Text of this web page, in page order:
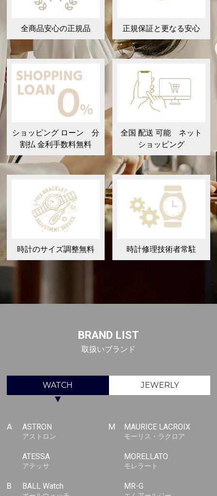
全商品安心の正規品 正規保証と更なる安心
ショッピング ローン 分
割払 金利手数料無料
全国 配送 可能 ネット
ショッピング
時計のサイズ調整無料 時計修理技術者常駐
BRAND LIST
取扱いブランド
WATCH JEWERLY
▼
A ASTRON
アストロン
ATESSA
アテッサ
B BALL Watch
M MAURICE LACROIX
モーリス・ラクロア
MORELLATO
モレラート
MR-G